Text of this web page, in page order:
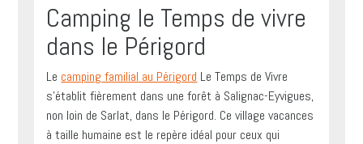
Camping le Temps de vivre
dans le Périgord
Le camping familial au Périgord Le Temps de Vivre
s’établit fièrement dans une forêt à Salignac-Eyvigues,
non loin de Sarlat, dans le Périgord. Ce village vacances
à taille humaine est le repère idéal pour ceux qui